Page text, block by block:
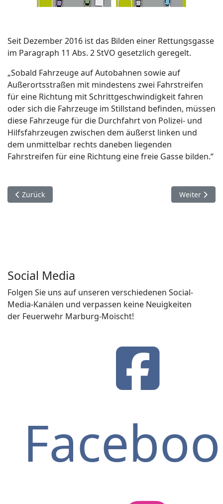
Seit Dezember 2016 ist das Bilden einer Rettungsgasse
im Paragraph 11 Abs. 2 StVO gesetzlich geregelt.
„Sobald Fahrzeuge auf Autobahnen sowie auf
Außerortsstraßen mit mindestens zwei Fahrstreifen
für eine Richtung mit Schrittgeschwindigkeit fahren
oder sich die Fahrzeuge im Stillstand befinden, müssen
diese Fahrzeuge für die Durchfahrt von Polizei- und
Hilfsfahrzeugen zwischen dem äußerst linken und
dem unmittelbar rechts daneben liegenden
Fahrstreifen für eine Richtung eine freie Gasse bilden.“
Vorheriger Beitrag: Katwarn - Ihr persönlicher Schutzengel
Zurück Nächster
Weiter
Social Media
Folgen Sie uns auf unseren verschiedenen Social-
Media-Kanälen und verpassen keine Neuigkeiten
der Feuerwehr Marburg-Moischt!